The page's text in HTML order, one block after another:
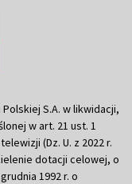
S.A. w likwidacji,
w art. 21 ust. 1
(Dz. U. z 2022 r.
dotacji celowej, o
1992 r. o